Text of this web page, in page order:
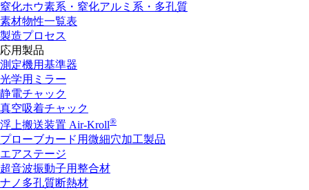
窒化ホウ素系・窒化アルミ系・多孔質
素材物性一覧表
製造プロセス
応用製品
測定機用基準器
光学用ミラー
静電チャック
真空吸着チャック
浮上搬送装置 Air-Kroll®
プローブカード用微細穴加工製品
エアステージ
超音波振動子用整合材
ナノ多孔質断熱材